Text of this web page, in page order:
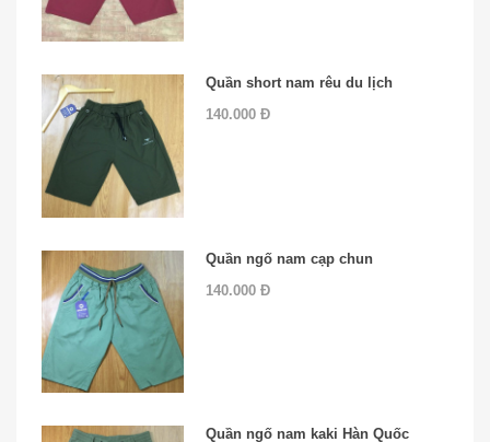
Quần short nam rêu du lịch
140.000 Đ
Quần ngố nam cạp chun
140.000 Đ
Quần ngố nam kaki Hàn Quốc